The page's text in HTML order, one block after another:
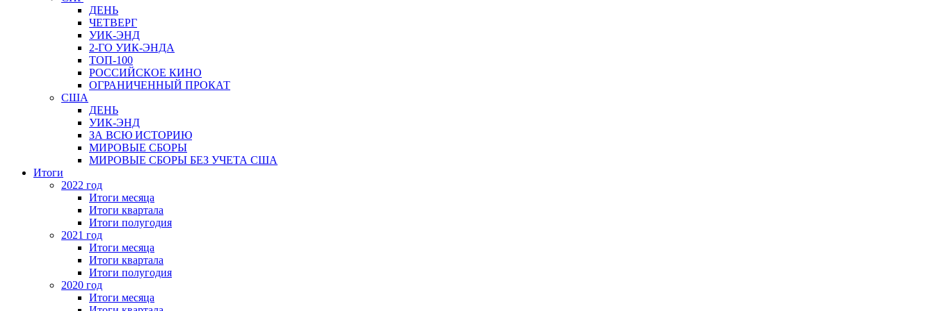
ДЕНЬ
ЧЕТВЕРГ
УИК-ЭНД
2-ГО УИК-ЭНДА
ТОП-100
РОССИЙСКОЕ КИНО
ОГРАНИЧЕННЫЙ ПРОКАТ
США
ДЕНЬ
УИК-ЭНД
ЗА ВСЮ ИСТОРИЮ
МИРОВЫЕ СБОРЫ
МИРОВЫЕ СБОРЫ БЕЗ УЧЕТА США
Итоги
2022 год
Итоги месяца
Итоги квартала
Итоги полугодия
2021 год
Итоги месяца
Итоги квартала
Итоги полугодия
2020 год
Итоги месяца